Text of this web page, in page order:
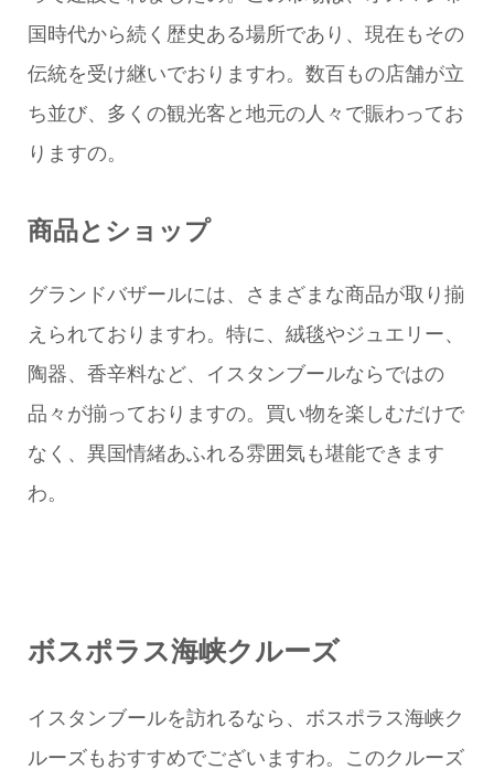
国時代から続く歴史ある場所であり、現在もその
伝統を受け継いでおりますわ。数百もの店舗が立
ち並び、多くの観光客と地元の人々で賑わってお
りますの。
商品とショップ
グランドバザールには、さまざまな商品が取り揃
えられておりますわ。特に、絨毯やジュエリー、
陶器、香辛料など、イスタンブールならではの
品々が揃っておりますの。買い物を楽しむだけで
なく、異国情緒あふれる雰囲気も堪能できます
わ。
ボスポラス海峡クルーズ
イスタンブールを訪れるなら、ボスポラス海峡ク
ルーズもおすすめでございますわ。このクルーズ